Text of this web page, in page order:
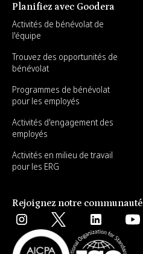
Planifiez avec Goodera
Activités de bénévolat de
l'équipe
Trouvez des opportunités de
bénévolat
Programmes de bénévolat
pour les employés
Activités d'engagement des
employés
Activités en milieu de travail
pour les ERG
Rejoignez notre communauté